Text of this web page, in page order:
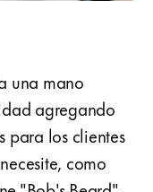
una mano
agregando
para los clientes
como